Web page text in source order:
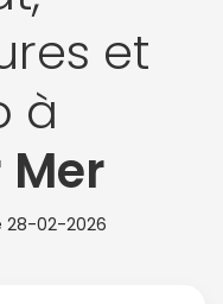
et
à
Mer
28-02-2026